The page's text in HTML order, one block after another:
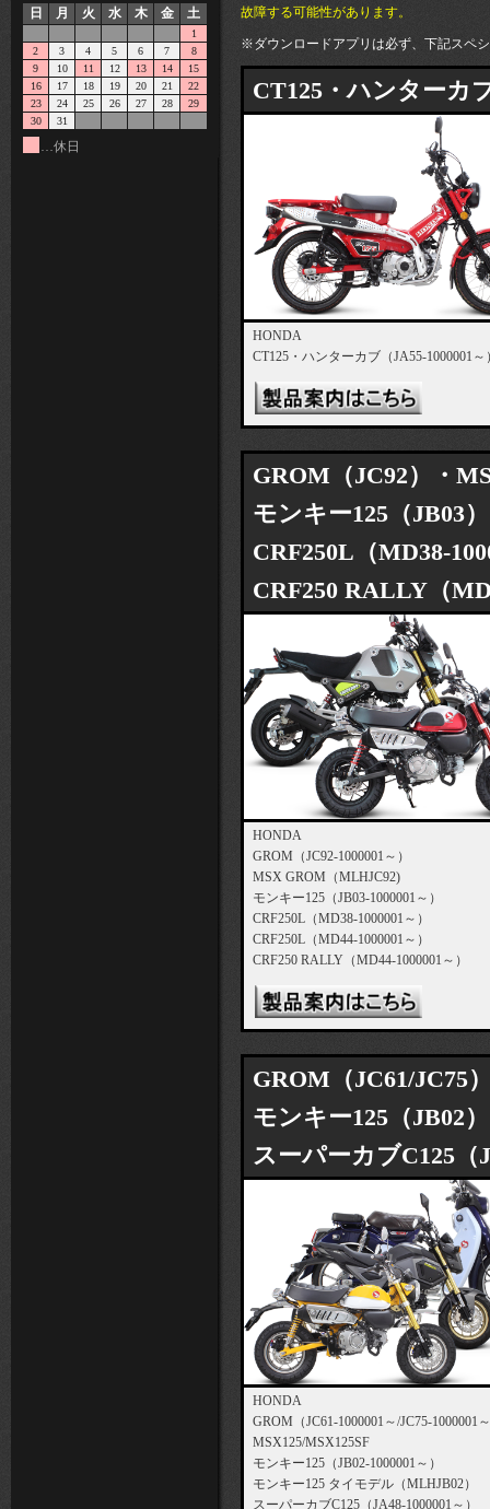
日
月 火 水 木 金 土
1
2
3 4 5 6 7
8
9
10 11 12 13 14
15
16
17 18 19 20 21
22
23
24 25 26 27 28
29
30
31
…休日
故障する可能性があります。
※ダウンロードアプリは必ず、下記スペ
CT125・ハンターカ
HONDA
CT125・ハンターカブ（JA55-1000001～
GROM（JC92）・
モンキー125（JB03）
CRF250L（MD38-
CRF250 RALLY（
HONDA
GROM（JC92-1000001～）
MSX GROM（MLHJC92)
モンキー125（JB03-1000001～）
CRF250L（MD38-1000001～）
CRF250L（MD44-1000001～）
CRF250 RALLY（MD44-1000001～）
GROM（JC61/JC75
モンキー125（JB02
スーパーカブC125（
HONDA
GROM（JC61-1000001～/JC75-1000001
MSX125/MSX125SF
モンキー125（JB02-1000001～）
モンキー125 タイモデル（MLHJB02）
スーパーカブC125（JA48-1000001～）